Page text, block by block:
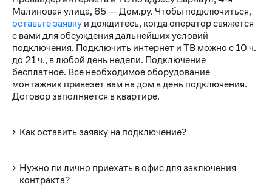
Малиновая улица, 65 — Дом.ру. Чтобы подключиться,
оставьте заявкуи дождитесь, когда оператор свяжется
с вами для обсуждения дальнейших условий
подключения. Подключить интернет и ТВ можно с 10 ч.
до 21 ч., в любой день недели. Подключение
бесплатное. Все необходимое оборудование
монтажник привезет вам на дом в день подключения.
Договор заполняется в квартире.
Как оставить заявку на подключение?
Нужно ли лично приехать в офис для заключения
контракта?